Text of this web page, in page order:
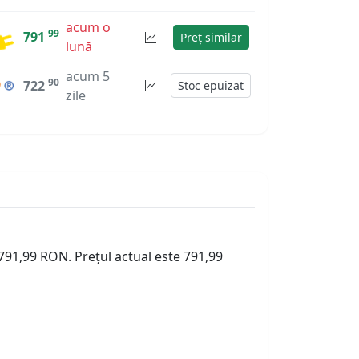
791 99 acum o
lună
Preț similar
722 90 acum 5
zile
Stoc epuizat
RON. Prețul actual este 791,99